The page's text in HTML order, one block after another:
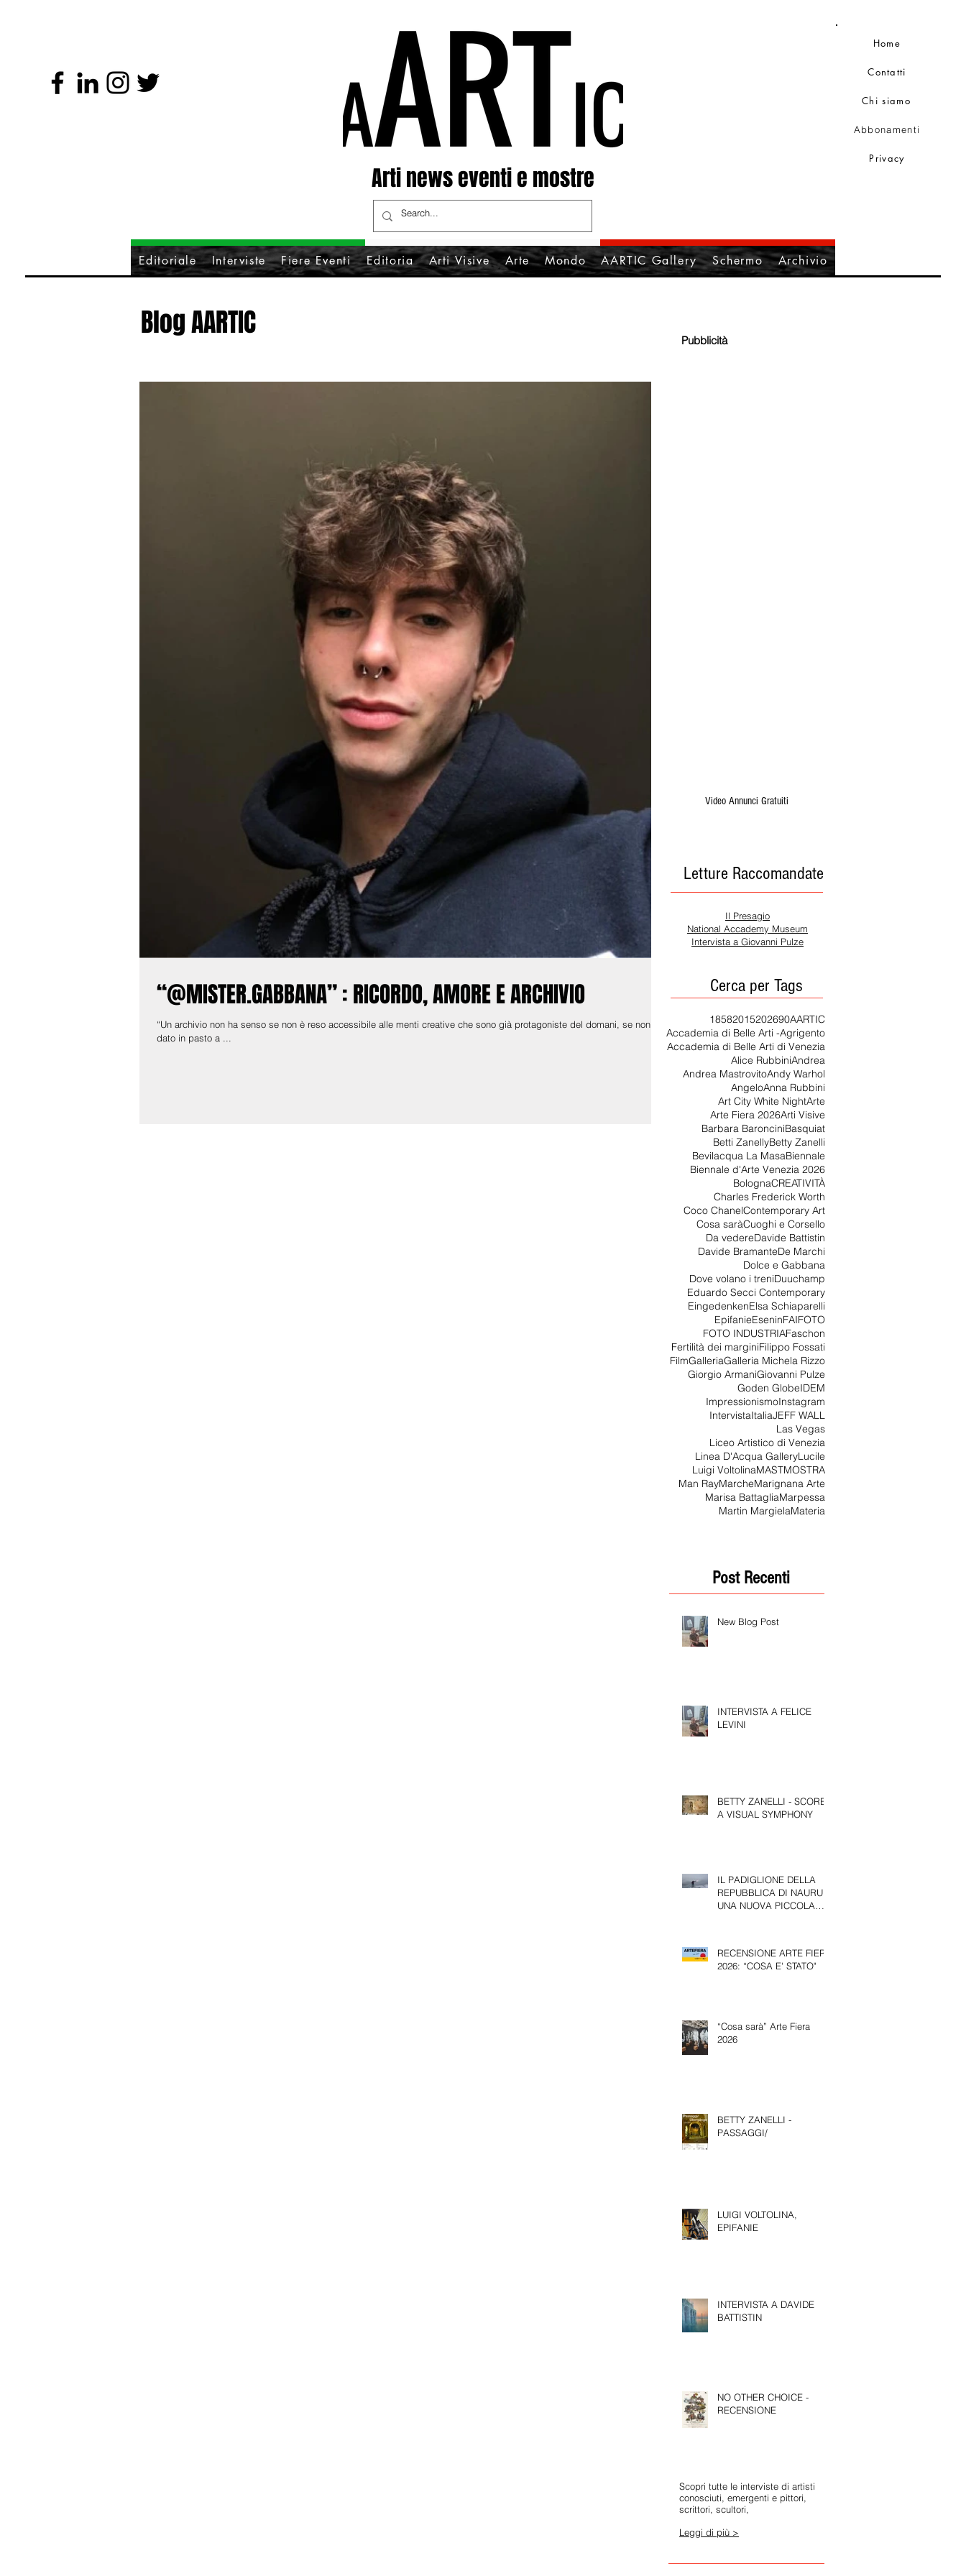
Arti news eventi e mostre
Home
Contatti
Chi siamo
Abbonamenti
Privacy
Editoriale Interviste Fiere Eventi Editoria Arti Visive Arte Mondo AARTIC Gallery Schermo Archivio
Blog AARTIC Pubblicità
“@MISTER.GABBANA” : RICORDO, AMORE E ARCHIVIO
“Un archivio non ha senso se non è reso accessibile alle menti creative che sono già protagoniste del domani, se non è
dato in pasto a ...
Video Annunci Gratuiti
Letture Raccomandate
Il Presagio
National Accademy Museum
Intervista a Giovanni Pulze
Cerca per Tags
18582015202690AARTIC
Accademia di Belle Arti -Agrigento
Accademia di Belle Arti di Venezia
Alice RubbiniAndrea
Andrea MastrovitoAndy Warhol
AngeloAnna Rubbini
Art City White NightArte
Arte Fiera 2026Arti Visive
Barbara BaronciniBasquiat
Betti ZanellyBetty Zanelli
Bevilacqua La MasaBiennale
Biennale d'Arte Venezia 2026
BolognaCREATIVITÀ
Charles Frederick Worth
Coco ChanelContemporary Art
Cosa saràCuoghi e Corsello
Da vedereDavide Battistin
Davide BramanteDe Marchi
Dolce e Gabbana
Dove volano i treniDuuchamp
Eduardo Secci Contemporary
EingedenkenElsa Schiaparelli
EpifanieEseninFAIFOTO
FOTO INDUSTRIAFaschon
Fertilità dei marginiFilippo Fossati
FilmGalleriaGalleria Michela Rizzo
Giorgio ArmaniGiovanni Pulze
Goden GlobeIDEM
ImpressionismoInstagram
IntervistaItaliaJEFF WALL
Las Vegas
Liceo Artistico di Venezia
Linea D'Acqua GalleryLucile
Luigi VoltolinaMASTMOSTRA
Man RayMarcheMarignana Arte
Marisa BattagliaMarpessa
Martin MargielaMateria
Post Recenti
New Blog Post
INTERVISTA A FELICE
LEVINI
BETTY ZANELLI - SCORE,
A VISUAL SYMPHONY
IL PADIGLIONE DELLA
REPUBBLICA DI NAURU:
UNA NUOVA PICCOLA
VENEZIA.
RECENSIONE ARTE FIERA
2026: “COSA E' STATO"
“Cosa sarà” Arte Fiera
2026
BETTY ZANELLI -
PASSAGGI/
LUIGI VOLTOLINA,
EPIFANIE
INTERVISTA A DAVIDE
BATTISTIN
NO OTHER CHOICE -
RECENSIONE
Scopri tutte le interviste di artisti
conosciuti, emergenti e pittori,
scrittori, scultori,
Leggi di più >